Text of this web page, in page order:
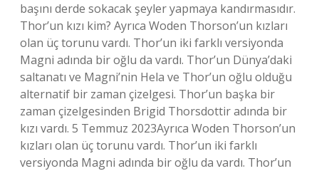
başını derde sokacak şeyler yapmaya kandırmasıdır.
Thor’un kızı kim? Ayrıca Woden Thorson’un kızları
olan üç torunu vardı. Thor’un iki farklı versiyonda
Magni adında bir oğlu da vardı. Thor’un Dünya’daki
saltanatı ve Magni’nin Hela ve Thor’un oğlu olduğu
alternatif bir zaman çizelgesi. Thor’un başka bir
zaman çizelgesinden Brigid Thorsdottir adında bir
kızı vardı. 5 Temmuz 2023Ayrıca Woden Thorson’un
kızları olan üç torunu vardı. Thor’un iki farklı
versiyonda Magni adında bir oğlu da vardı. Thor’un